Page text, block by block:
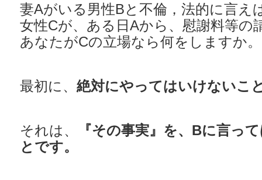
妻Aがいる男性Bと不倫，法的に言え
女性Cが、ある日Aから、慰謝料等の
あなたがCの立場なら何をしますか。
最初に、 絶対にやってはいけないこ
それは、
『その事実』を、Bに言っ
とです。